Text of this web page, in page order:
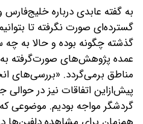
به گفته عابدی درباره
گسترده‌ای صورت نگرفته تا
گذشته چگونه بوده و حالا به
عمده پژوهش‌های صورت‌گرفته
مناطق برمی‌گردد. «بررسی‌های
پیش‌ازاین اتفاقات نیز در حوالی
گردشگر مواجه بودیم. موضوعی